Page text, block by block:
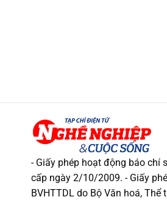
- Giấy phép hoạt động báo chí
cấp ngày 2/10/2009. - Giấy
BVHTTDL do Bộ Văn hoá,